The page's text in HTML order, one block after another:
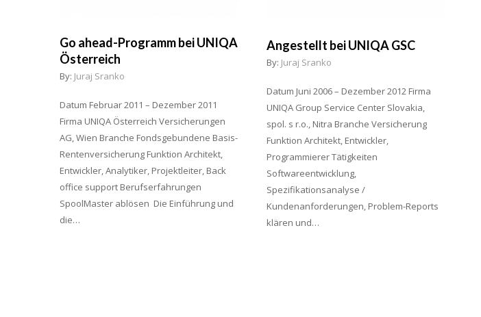
Go ahead-Programm bei UNIQA
Österreich
By: Juraj Sranko
Datum Februar 2011 – Dezember 2011
Firma UNIQA Österreich Versicherungen
AG, Wien Branche Fondsgebundene Basis-
Rentenversicherung Funktion Architekt,
Entwickler, Analytiker, Projektleiter, Back
office support Berufserfahrungen
SpoolMaster ablösen Die Einführung und
die…
Angestellt bei UNIQA GSC
By: Juraj Sranko
Datum Juni 2006 – Dezember 2012 Firma
UNIQA Group Service Center Slovakia,
spol. s r.o., Nitra Branche Versicherung
Funktion Architekt, Entwickler,
Programmierer Tätigkeiten
Softwareentwicklung,
Spezifikationsanalyse /
Kundenanforderungen, Problem-Reports
klären und…